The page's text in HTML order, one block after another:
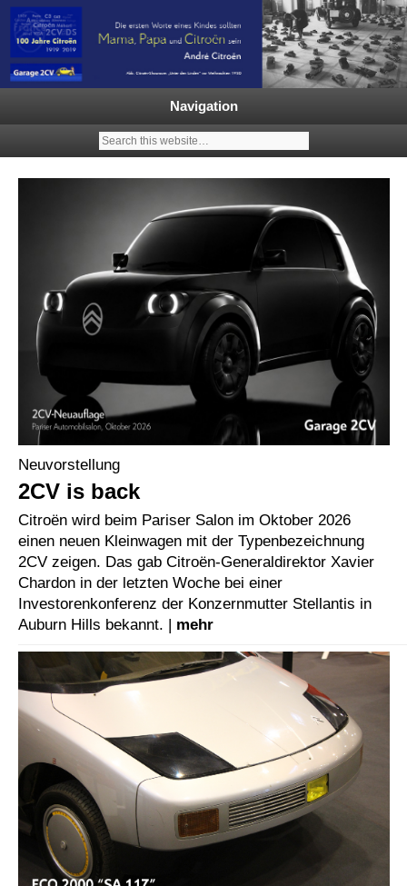
Ein neuer Citroën 2CV | ECO
2000 |1.200 Enten mehr in
Deutschland | French Classic
Events |
Garage 2CV – Automobile Klassiker
Navigation
Neuvorstellung
2CV is back
Citroën wird beim Pariser Salon im Oktober 2026
einen neuen Kleinwagen mit der Typenbezeichnung
2CV zeigen. Das gab Citroën-Generaldirektor Xavier
Chardon in der letzten Woche bei einer
Investorenkonferenz der Konzernmutter Stellantis in
Auburn Hills bekannt. | mehr